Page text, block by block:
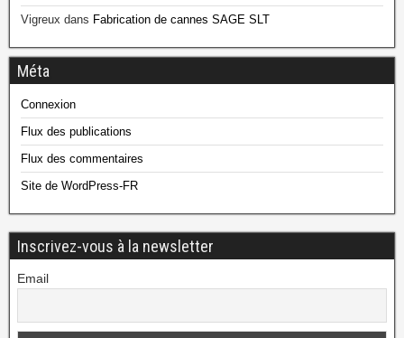
Vigreux dans Fabrication de cannes SAGE SLT
Méta
Connexion
Flux des publications
Flux des commentaires
Site de WordPress-FR
Inscrivez-vous à la newsletter
Email